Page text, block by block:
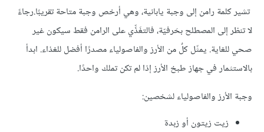
تشير كلمة رامن إلى وجبة يابانية، وهي أرخص وجبة متاحة تقريبًا.رجاءً
لا تنظر إلى المصطلح بحَرفيّة، فالتغَذِّي على الرامن فقط سيكون غير
صحي للغاية. يمثّل كلٌ من الأرز والفاصولياء مصدرًا أفضل للغذاء. ابدأ
بالاستثمار في جهاز طبخ الأرز إذا لم تكن تملك واحدًا.
وجبة الأرز والفاصولياء لشخصين:
زيت زيتون أو زبدة